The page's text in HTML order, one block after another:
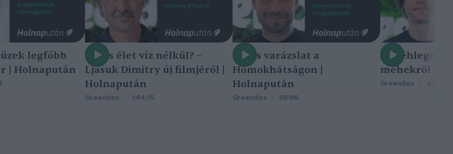
legfőbb
| Holnapután
Nincs élet víz nélkül? –
Ljasuk Dimitry új filmjéről |
Holnapután
Greendex 1:04:15
Nincs varázslat a
Homokhátságon |
Holnapután
Greendex 50:00
A méhlegelő
méhekről
Greendex